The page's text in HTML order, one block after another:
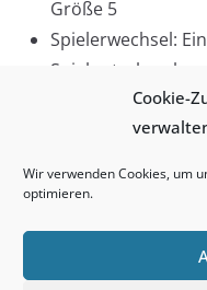
Cookie-
Wir verwenden Cookies, um
optimieren.
Größe 5
Spielerwechsel:
Es gibt keine